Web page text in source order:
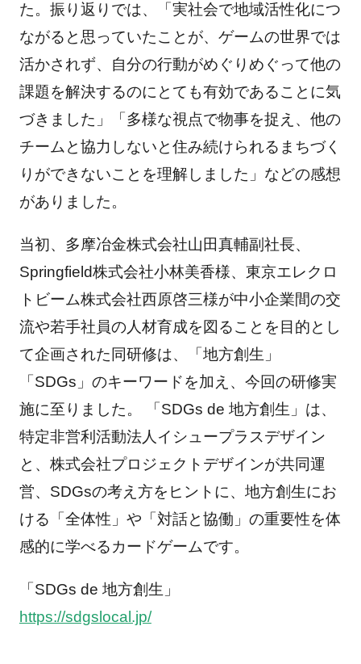
た。振り返りでは、「実社会で地域活性化につ
ながると思っていたことが、ゲームの世界では
活かされず、自分の行動がめぐりめぐって他の
課題を解決するのにとても有効であることに気
づきました」「多様な視点で物事を捉え、他の
チームと協力しないと住み続けられるまちづく
りができないことを理解しました」などの感想
がありました。
当初、多摩冶金株式会社山田真輔副社長、
Springfield株式会社小林美香様、東京エレクロ
トビーム株式会社西原啓三様が中小企業間の交
流や若手社員の人材育成を図ることを目的とし
て企画された同研修は、「地方創生」
「SDGs」のキーワードを加え、今回の研修実
施に至りました。 「SDGs de 地方創生」は、
特定非営利活動法人イシュープラスデザイン
と、株式会社プロジェクトデザインが共同運
営、SDGsの考え方をヒントに、地方創生にお
ける「全体性」や「対話と協働」の重要性を体
感的に学べるカードゲームです。
「SDGs de 地方創生」
https://sdgslocal.jp/